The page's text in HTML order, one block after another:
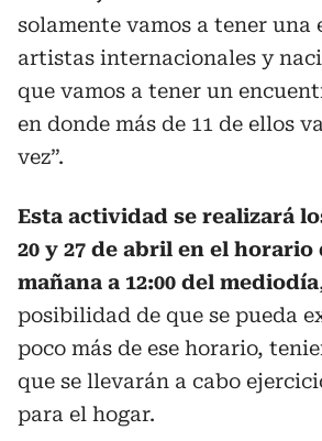
solamente vamos a tener una
artistas internacionales y
que vamos a tener un
en donde más de 11 de ellos
vez”.
Esta actividad se realizará
20 y 27 de abril en el horario
mañana a 12:00 del mediodía
posibilidad de que se pueda
poco más de ese horario,
que se llevarán a cabo
para el hogar.